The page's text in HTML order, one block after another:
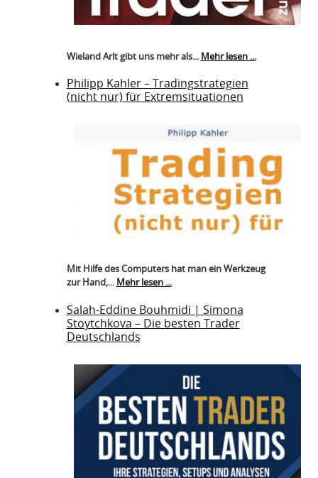
Wieland Arlt gibt uns mehr als... Mehr lesen ...
Philipp Kahler – Tradingstrategien
(nicht nur) für Extremsituationen
Mit Hilfe des Computers hat man ein Werkzeug
zur Hand,... Mehr lesen ...
Salah-Eddine Bouhmidi | Simona
Stoytchkova – Die besten Trader
Deutschlands